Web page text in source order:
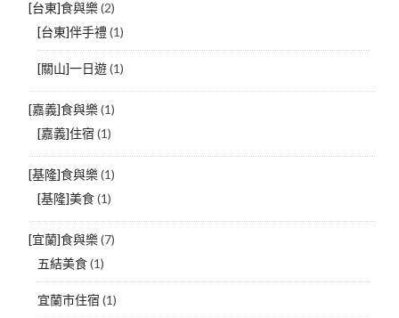
[台東]食與樂(2)
[台東]伴手禮(1)
[關山]一日遊(1)
[嘉義]食與樂(1)
[嘉義]住宿 (1)
[基隆]食與樂(1)
[基隆]美食(1)
[宜蘭]食與樂(7)
五結美食(1)
宜蘭市住宿 (1)